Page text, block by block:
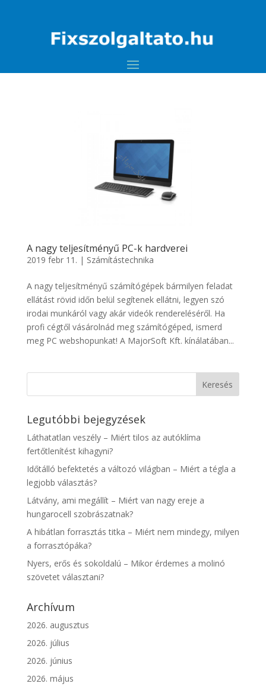
A nagy teljesítményű PC-k hardverei
2019 febr 11. | Számítástechnika
A nagy teljesítményű számítógépek bármilyen feladat
ellátást rövid időn belül segítenek ellátni, legyen szó
irodai munkáról vagy akár videók rendereléséről. Ha
profi cégtől vásárolnád meg számítógéped, ismerd
meg PC webshopunkat! A MajorSoft Kft. kínálatában...
Legutóbbi bejegyzések
Láthatatlan veszély – Miért tilos az autóklíma
fertőtlenítést kihagyni?
Időtálló befektetés a változó világban – Miért a tégla a
legjobb választás?
Látvány, ami megállít – Miért van nagy ereje a
hungarocell szobrászatnak?
A hibátlan forrasztás titka – Miért nem mindegy, milyen
a forrasztópáka?
Nyers, erős és sokoldalú – Mikor érdemes a molinó
szövetet választani?
Archívum
2026. augusztus
2026. július
2026. június
2026. május